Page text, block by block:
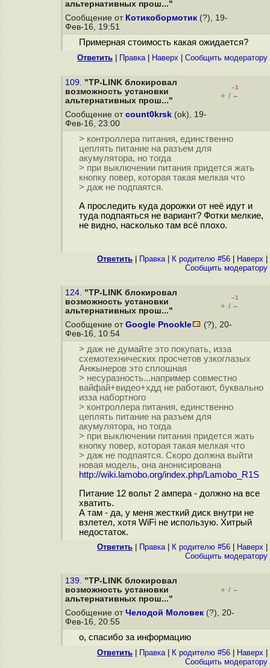
альтернативных прош..."
Сообщение от Котикобормотик (?), 19-
Фев-16, 19:51
Примерная стоимость какая ожидается?
Ответить Правка| Наверх Cообщить модератору
109. "TP-LINK блокировал
возможность установки
альтернативных прош..."
–1
+ / –
Сообщение от count0krsk (ok), 19-
Фев-16, 23:00
> контроллера питания, единственно
цеплять питание на разъем для
акумулятора, но тогда
> при выключении питания придется жать
кнопку повер, которая такая мелкая что
> даж не подпаятся.
А проследить куда дорожки от неё идут и
туда подпаяться не вариант? Фотки мелкие,
не видно, насколько там всё плохо.
Ответить Правка| К родителю #56 Наверх
Cообщить модератору
124. "TP-LINK блокировал
возможность установки
альтернативных прош..."
–1
+ / –
Сообщение от Google Pnookle
(?), 20-
Фев-16, 10:54
> даж не думайте это покупать, изза
схемотехнических просчетов узкоглазых
Анжынеров это сплошная
> несуразность...например совместно
вайфай+видео+хдд не работают, буквально
изза набортного
> контроллера питания, единственно
цеплять питание на разъем для
акумулятора, но тогда
> при выключении питания придется жать
кнопку повер, которая такая мелкая что
> даж не подпаятся. Скоро должна выйти
новая модель, она анонисирована
http://wiki.lamobo.org/index.php/Lamobo_R1S
Питание 12 вольт 2 ампера - должно на все
хватить.
А там - да, у меня жесткий диск внутри не
взлетел, хотя WiFi не использую. Хитрый
недостаток.
Ответить Правка| К родителю #56 Наверх
Cообщить модератору
139. "TP-LINK блокировал
возможность установки
альтернативных прош..."
+ / –
Сообщение от Челодой Моловек (?), 20-
Фев-16, 20:55
о, спасибо за информацию
Ответить Правка| К родителю #56 Наверх
Cообщить модератору